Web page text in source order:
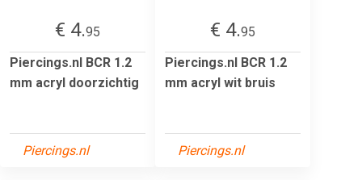
€ 4.95
Piercings.nl BCR 1.2
mm acryl doorzichtig
Piercings.nl
€ 4.95
Piercings.nl BCR 1.2
mm acryl wit bruis
Piercings.nl